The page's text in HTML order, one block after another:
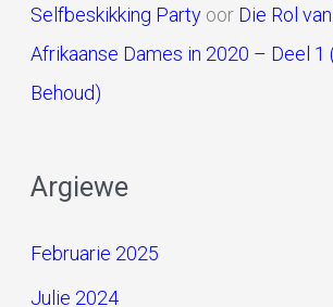
Selfbeskikking Partyoor Die Rol
Afrikaanse Dames in 2020 – Deel 1
Behoud)
Argiewe
Februarie 2025
Julie 2024